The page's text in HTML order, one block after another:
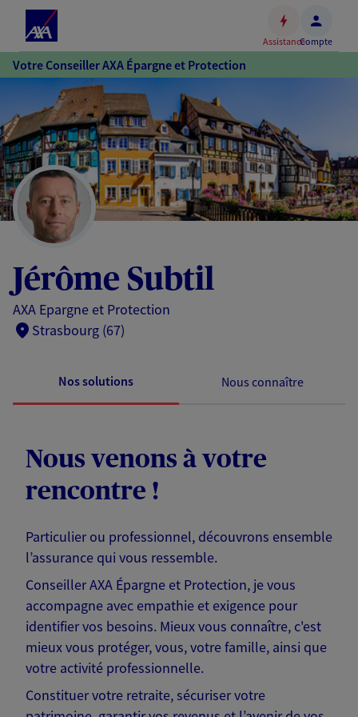
Accéder
au
principal
Accéder
au
pied
de
page
AssistanceCompte
Votre Conseiller AXA Épargne et Protection
Jérôme Subtil
AXA Epargne et Protection
Strasbourg (67)
Nos solutions Nous connaître
Nous venons à votre
rencontre !
Particulier ou professionnel, découvrons ensemble
l’assurance qui vous ressemble.
Conseiller AXA Épargne et Protection, je vous
accompagne avec empathie et exigence pour
identifier vos besoins. Mieux vous connaître, c'est
mieux vous protéger, vous, votre famille, ainsi que
votre activité professionnelle.
Constituer votre retraite, sécuriser votre